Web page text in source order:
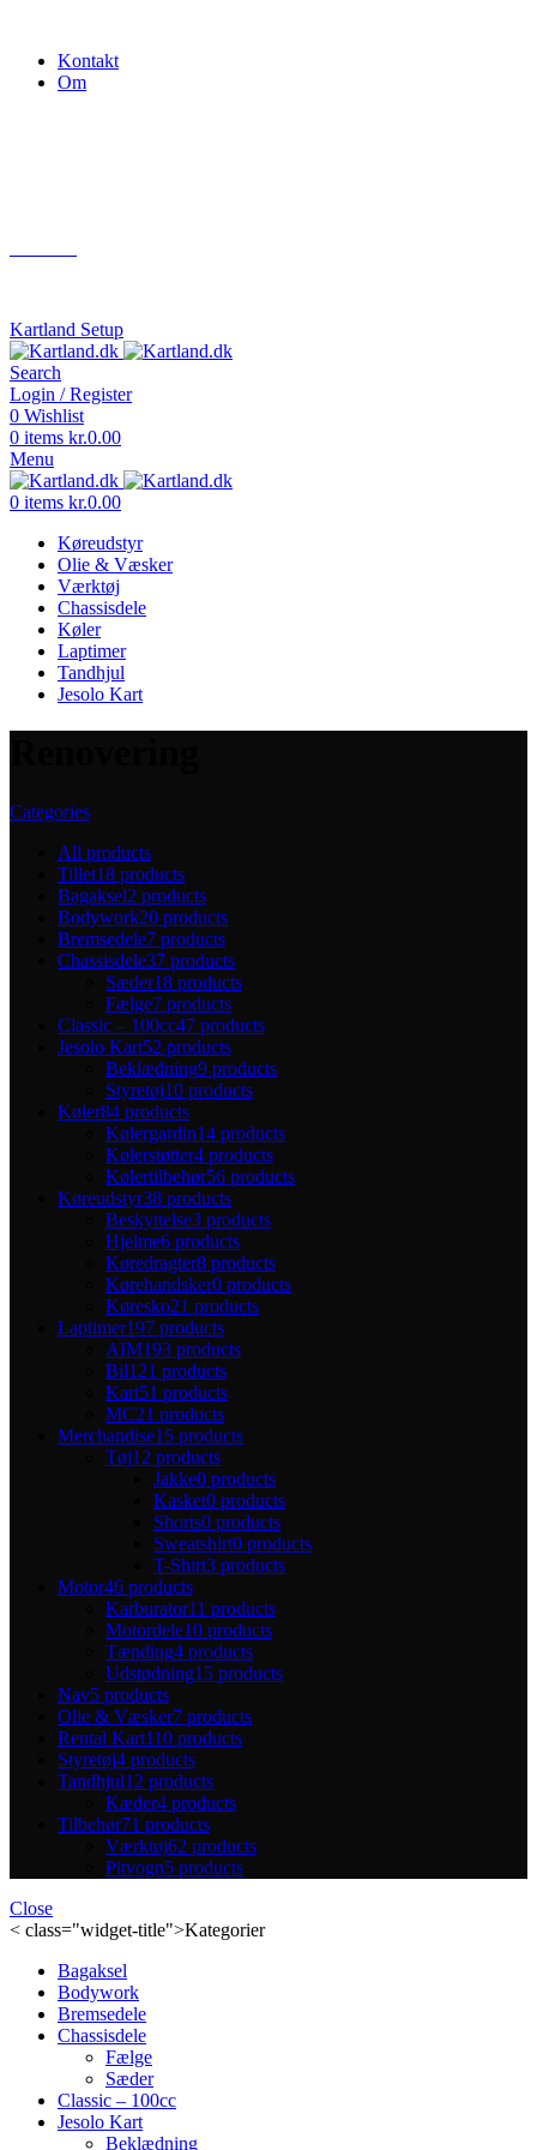
Kontakt
Om
Kartland Setup
Search
Login / Register
0 Wishlist
0 items kr.0.00
Menu
0 items kr.0.00
Køreudstyr
Olie & Væsker
Værktøj
Chassisdele
Køler
Laptimer
Tandhjul
Jesolo Kart
Categories
All products
Tillet18 products
Bagaksel2 products
Bodywork20 products
Bremsedele7 products
Chassisdele37 products
Sæder18 products
Fælge7 products
Classic – 100cc47 products
Jesolo Kart52 products
Beklædning9 products
Styretøj10 products
Køler84 products
Kølergardin14 products
Kølerstøtter4 products
Kølertilbehør56 products
Køreudstyr38 products
Beskyttelse3 products
Hjelme6 products
Køredragter8 products
Kørehandsker0 products
Køresko21 products
Laptimer197 products
AIM193 products
Bil121 products
Kart51 products
MC21 products
Merchandise15 products
Tøj12 products
Jakke0 products
Kasket0 products
Shorts0 products
Sweatshirt0 products
T-Shirt3 products
Motor46 products
Karburator11 products
Motordele10 products
Tænding4 products
Udstødning15 products
Nav5 products
Olie & Væsker7 products
Rental Kart110 products
Styretøj4 products
Tandhjul12 products
Kæder4 products
Tilbehør71 products
Værktøj62 products
Pitvogn5 products
Close
< class="widget-title">Kategorier
Bagaksel
Bodywork
Bremsedele
Chassisdele
Fælge
Sæder
Classic – 100cc
Jesolo Kart
Beklædning